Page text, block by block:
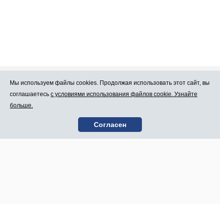
Про Atlants.lv Реклама
Контакты
Условия
пользования
Мы используем файлы cookies. Продолжая использовать этот сайт, вы
соглашаетесь с условиями использования файлов cookie. Узнайте
больше.
Согласен